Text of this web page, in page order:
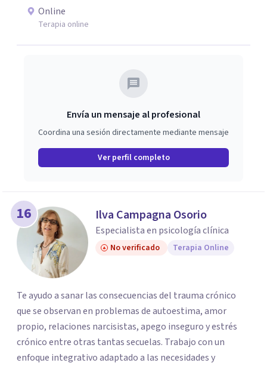
lenguaje lúdico de un niño, descifrar el silencio de un
adolescente y acompañar la reflexión madura del adulto.
en un acto de cuidado, devolviendo a cada paciente el
Online
Terapia online
Envía un mensaje al profesional
Coordina una sesión directamente mediante mensaje
Ver perfil completo
16 Ilva Campagna Osorio
Especialista en psicología clínica
No verificado Terapia Online
Te ayudo a sanar las consecuencias del trauma crónico
que se observan en problemas de autoestima, amor
propio, relaciones narcisistas, apego inseguro y estrés
crónico entre otras tantas secuelas. Trabajo con un
enfoque integrativo adaptado a las necesidades y